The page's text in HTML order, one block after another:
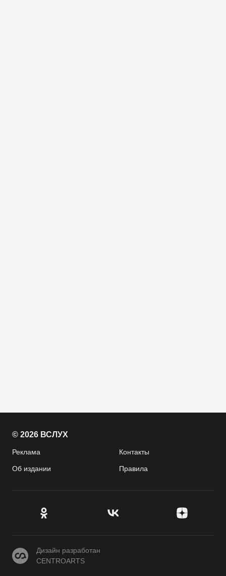
© 2026 ВСЛУХ
Реклама Контакты
Об издании Правила
CENTROARTS